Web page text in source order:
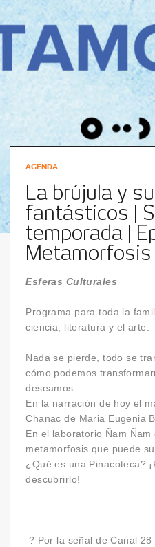
AGENDA
La brújula y
fantásticos |
temporada |
Metamorfosis
Esferas Culturales
Programa para toda la
ciencia, literatura y el arte.
Nada se pierde, todo se
cómo podemos
deseamos.
En la narración de hoy el
Chanac de Maria Eugenia
En el laboratorio Ñam
metamorfosis que puede
¿Qué es una Pinacoteca?
descubrirlo!
? Por la señal de Canal 28